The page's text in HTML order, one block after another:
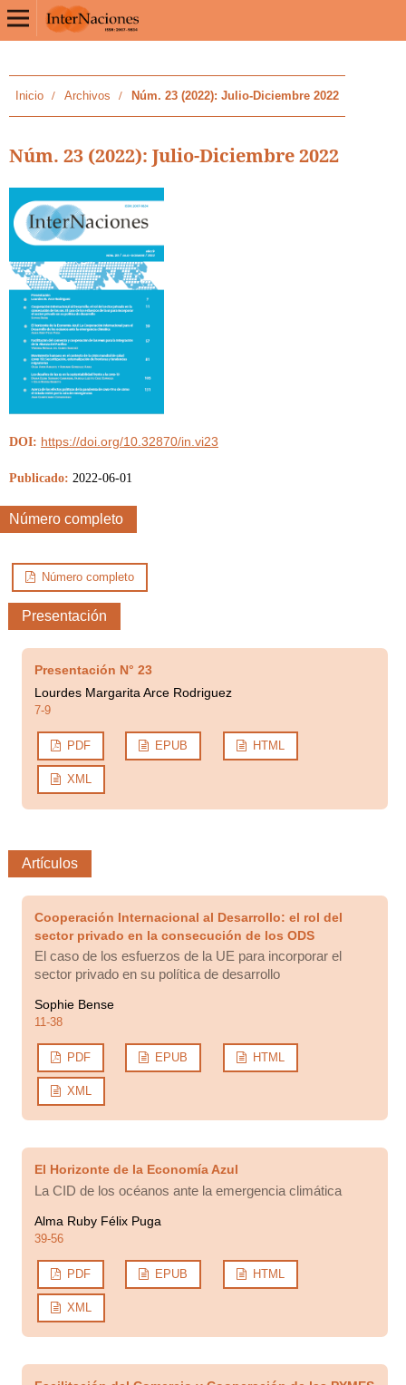
Inicio / Archivos / Núm. 23 (2022): Julio-Diciembre 2022
Núm. 23 (2022): Julio-Diciembre 2022
DOI: https://doi.org/10.32870/in.vi23
Publicado: 2022-06-01
Número completo
Número completo
Presentación
Presentación N° 23
Lourdes Margarita Arce Rodriguez
7-9
PDF EPUB HTML
XML
Artículos
Cooperación Internacional al Desarrollo: el rol del
sector privado en la consecución de los ODS
El caso de los esfuerzos de la UE para incorporar el
sector privado en su política de desarrollo
Sophie Bense
11-38
PDF EPUB HTML
XML
El Horizonte de la Economía Azul
La CID de los océanos ante la emergencia climática
Alma Ruby Félix Puga
39-56
PDF EPUB HTML
XML